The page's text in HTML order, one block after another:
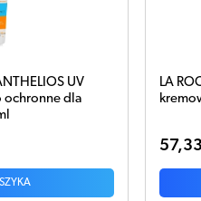
LA ROCHE-POSAY Lipikar Syndet
kremowy żel myjący do ciała